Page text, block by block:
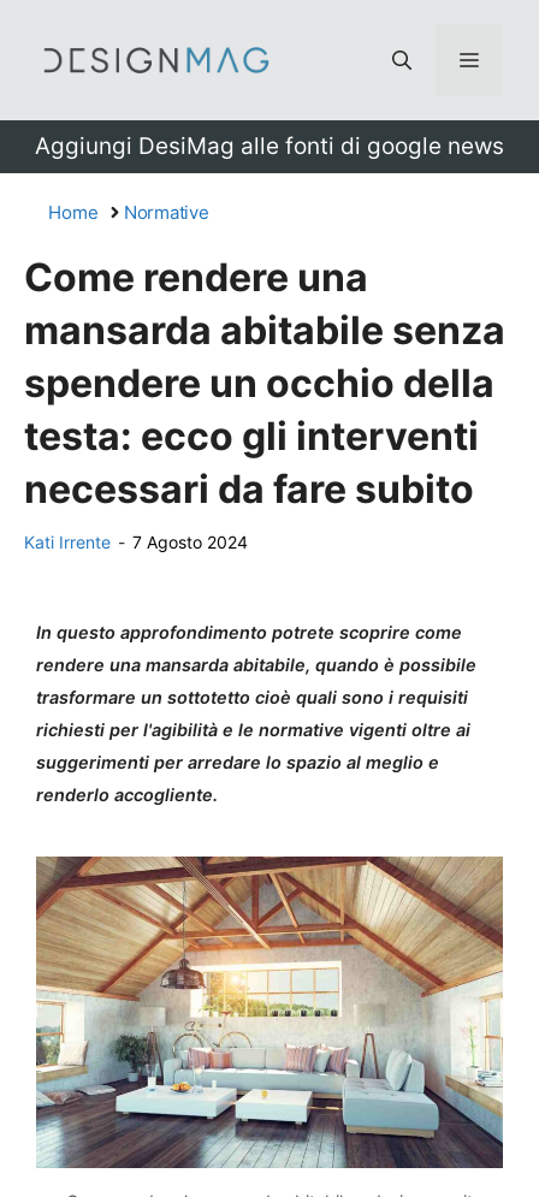
Menu
Aggiungi DesiMag alle fonti di google news
Home Normative
Come rendere una
mansarda abitabile senza
spendere un occhio della
testa: ecco gli interventi
necessari da fare subito
Kati Irrente - 7 Agosto 2024
In questo approfondimento potrete scoprire come
rendere una mansarda abitabile, quando è possibile
trasformare un sottotetto cioè quali sono i requisiti
richiesti per l'agibilità e le normative vigenti oltre ai
suggerimenti per arredare lo spazio al meglio e
renderlo accogliente.